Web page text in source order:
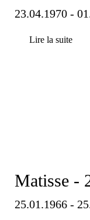
23.04.1970 -
Lire la suite
Matisse -
25.01.1966 -